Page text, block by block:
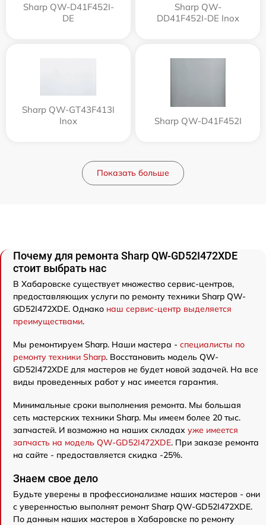
Sharp QW-D41F452I-
DE
Sharp QW-
DD41F452I-DE Inox
Sharp QW-GT43F413I
Inox
Sharp QW-D41F452I
Показать больше
Почему для ремонта Sharp QW-GD52I472XDE
стоит выбрать нас
В Хабаровске существует множество сервис-центров,
предоставляющих услуги по ремонту техники Sharp QW-
GD52I472XDE. Однако наш сервис-центр выделяется
преимуществами.
Мы ремонтируем Sharp. Наши мастера - специалисты по
ремонту техники Sharp. Восстановить модель QW-
GD52I472XDE для мастеров не будет новой задачей. На все
виды проведенных работ у нас имеется гарантия.
Минимальные сроки выполнения ремонта. Мы большая
сеть мастерских техники Sharp. Мы имеем более 20 тыс.
запчастей. И возможно на наших складах уже имеется
запчасть на модель QW-GD52I472XDE. При заказе ремонта
на сайте - предоставляется скидка -25%.
Знаем свое дело
Будьте уверены в профессионализме наших мастеров - они
с уверенностью выполнят ремонт Sharp QW-GD52I472XDE.
По данным наших мастеров в Хабаровске по ремонту